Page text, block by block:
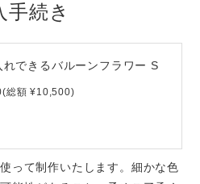
手続き
れできるバルーンフラワー S
総額 ¥10,500)
って制作いたします。細かな色